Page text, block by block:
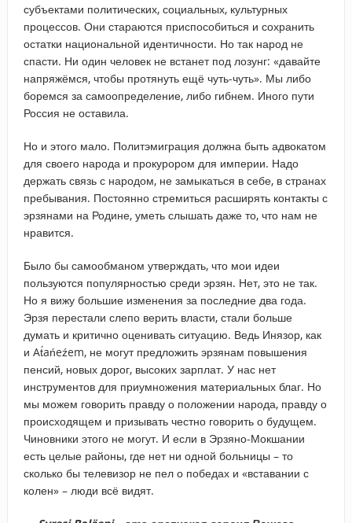
субъектами политических, социальных, культурных
процессов. Они стараются приспособиться и сохранить
остатки национальной идентичности. Но так народ не
спасти. Ни один человек не встанет под лозунг: «давайте
напряжёмся, чтобы протянуть ещё чуть-чуть». Мы либо
боремся за самоопределение, либо гибнем. Иного пути
Россия не оставила.
Но и этого мало. Политэмиграция должна быть адвокатом
для своего народа и прокурором для империи. Надо
держать связь с народом, не замыкаться в себе, в странах
пребывания. Постоянно стремиться расширять контакты с
эрзянами на Родине, уметь слышать даже то, что нам не
нравится.
Было бы самообманом утверждать, что мои идеи
пользуются популярностью среди эрзян. Нет, это не так.
Но я вижу большие изменения за последние два года.
Эрзя перестали слепо верить власти, стали больше
думать и критично оценивать ситуацию. Ведь Инязор, как
и At́ańeźem, не могут предложить эрзянам повышения
пенсий, новых дорог, высоких зарплат. У нас нет
инструментов для приумножения материальных благ. Но
мы можем говорить правду о положении народа, правду о
происходящем и призывать честно говорить о будущем.
Чиновники этого не могут. И если в Эрзяно-Мокшании
есть целые районы, где нет ни одной больницы – то
сколько бы телевизор не пел о победах и «вставании с
колен» – люди всё видят.